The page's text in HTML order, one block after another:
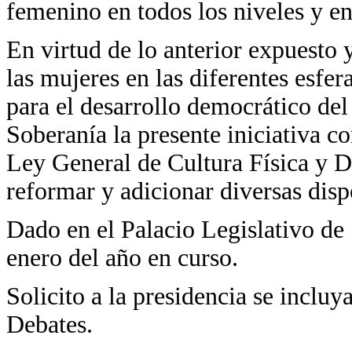
femenino en todos los niveles y
En virtud de lo anterior expuesto
las mujeres en las diferentes
para el desarrollo democrático
Soberanía la presente iniciativa
Ley General de Cultura Física y
reformar y adicionar diversas
Dado en el Palacio Legislativo de
enero del año en curso.
Solicito a la presidencia se
Debates.